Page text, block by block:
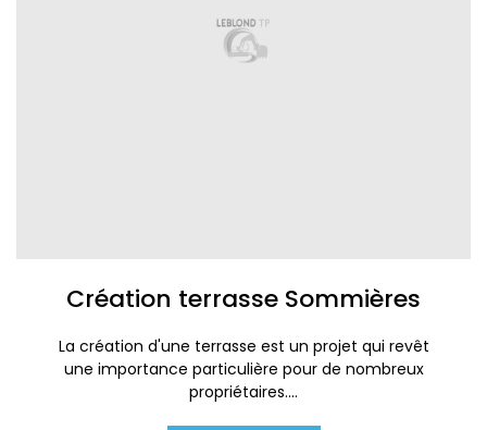
Création terrasse Sommières
La création d'une terrasse est un projet qui revêt
une importance particulière pour de nombreux
propriétaires....